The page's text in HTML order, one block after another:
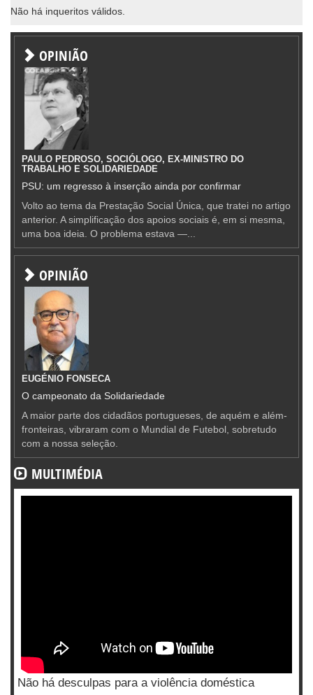
Não há inqueritos válidos.
OPINIÃO
PAULO PEDROSO, SOCIÓLOGO, EX-MINISTRO DO
TRABALHO E SOLIDARIEDADE
PSU: um regresso à inserção ainda por confirmar
Volto ao tema da Prestação Social Única, que tratei no artigo
anterior. A simplificação dos apoios sociais é, em si mesma,
uma boa ideia. O problema estava —...
OPINIÃO
EUGÉNIO FONSECA
O campeonato da Solidariedade
A maior parte dos cidadãos portugueses, de aquém e além-
fronteiras, vibraram com o Mundial de Futebol, sobretudo
com a nossa seleção.
MULTIMÉDIA
Não há desculpas para a violência doméstica